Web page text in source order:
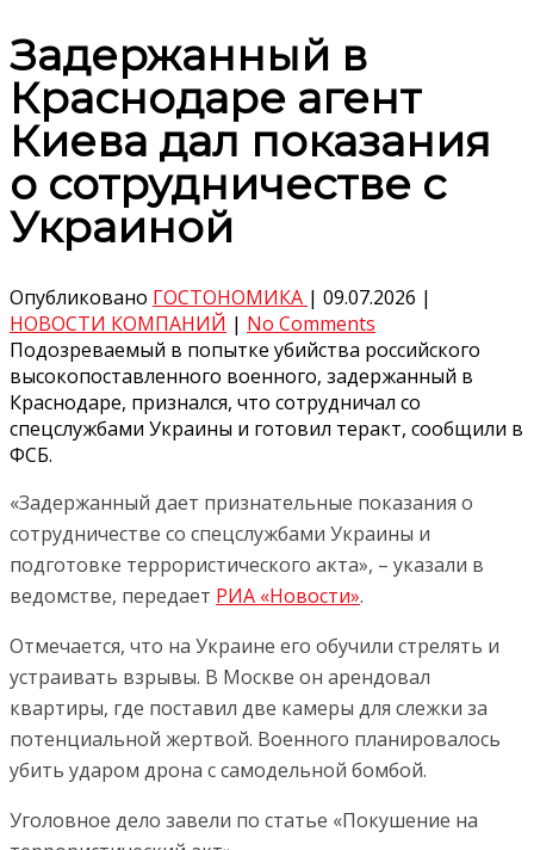
Задержанный в
Краснодаре агент
Киева дал показания
о сотрудничестве с
Украиной
Опубликовано ГОСТОНОМИКА | 09.07.2026 |
НОВОСТИ КОМПАНИЙ | No Comments
Подозреваемый в попытке убийства российского
высокопоставленного военного, задержанный в
Краснодаре, признался, что сотрудничал со
спецслужбами Украины и готовил теракт, сообщили в
ФСБ.
«Задержанный дает признательные показания о
сотрудничестве со спецслужбами Украины и
подготовке террористического акта», – указали в
ведомстве, передает РИА «Новости».
Отмечается, что на Украине его обучили стрелять и
устраивать взрывы. В Москве он арендовал
квартиры, где поставил две камеры для слежки за
потенциальной жертвой. Военного планировалось
убить ударом дрона с самодельной бомбой.
Уголовное дело завели по статье «Покушение на